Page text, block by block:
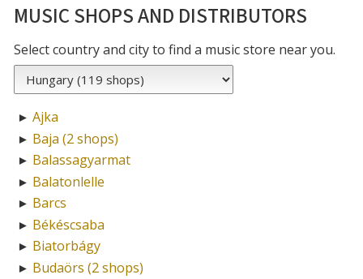
MUSIC SHOPS AND DISTRIBUTORS
Select country and city to find a music store near you.
► Ajka
► Baja (2 shops)
► Balassagyarmat
► Balatonlelle
► Barcs
► Békéscsaba
► Biatorbágy
► Budaörs (2 shops)